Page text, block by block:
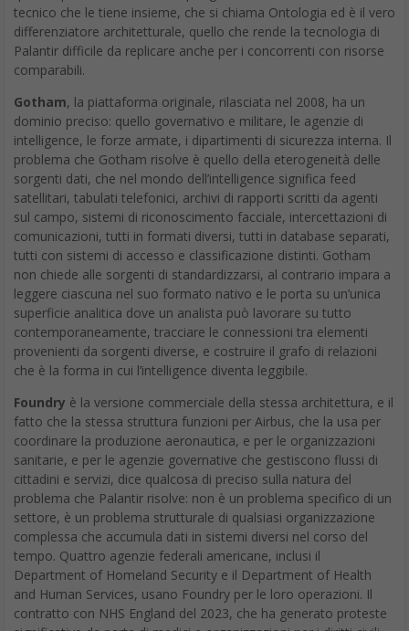
tecnico che le tiene insieme, che si chiama Ontologia ed è il vero
differenziatore architetturale, quello che rende la tecnologia di
Palantir difficile da replicare anche per i concorrenti con risorse
comparabili.
Gotham, la piattaforma originale, rilasciata nel 2008, ha un
dominio preciso: quello governativo e militare, le agenzie di
intelligence, le forze armate, i dipartimenti di sicurezza interna. Il
problema che Gotham risolve è quello della eterogeneità delle
sorgenti dati, che nel mondo dell’intelligence significa feed
satellitari, tabulati telefonici, archivi di rapporti scritti da agenti
sul campo, sistemi di riconoscimento facciale, intercettazioni di
comunicazioni, tutti in formati diversi, tutti in database separati,
tutti con sistemi di accesso e classificazione distinti. Gotham
non chiede alle sorgenti di standardizzarsi, al contrario impara a
leggere ciascuna nel suo formato nativo e le porta su un’unica
superficie analitica dove un analista può lavorare su tutto
contemporaneamente, tracciare le connessioni tra elementi
provenienti da sorgenti diverse, e costruire il grafo di relazioni
che è la forma in cui l’intelligence diventa leggibile.
Foundry è la versione commerciale della stessa architettura, e il
fatto che la stessa struttura funzioni per Airbus, che la usa per
coordinare la produzione aeronautica, e per le organizzazioni
sanitarie, e per le agenzie governative che gestiscono flussi di
cittadini e servizi, dice qualcosa di preciso sulla natura del
problema che Palantir risolve: non è un problema specifico di un
settore, è un problema strutturale di qualsiasi organizzazione
complessa che accumula dati in sistemi diversi nel corso del
tempo. Quattro agenzie federali americane, inclusi il
Department of Homeland Security e il Department of Health
and Human Services, usano Foundry per le loro operazioni. Il
contratto con NHS England del 2023, che ha generato proteste